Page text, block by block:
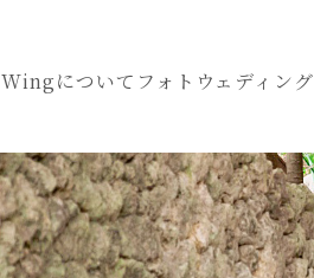
Wingについて フォトウェディング